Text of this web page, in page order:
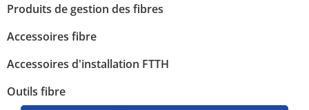
Produits de gestion des fibres
Accessoires fibre
Accessoires d'installation FTTH
Outils fibre